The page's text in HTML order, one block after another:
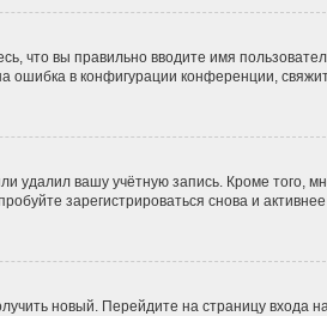
что вы правильно вводите имя
в конфигурации конференции,
удалил вашу учётную запись. Кроме
зарегистрироваться снова и активнее
новый. Перейдите на страницу входа